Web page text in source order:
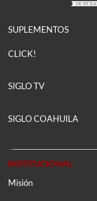
SUPLEMENTOS
CLICK!
SIGLO TV
SIGLO COAHUILA
INSTITUCIONAL
Misión